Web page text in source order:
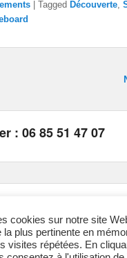
|Tagged Découverte,
: 06 85 51 47 07
@GrenobleSkiNautique
@sncbfg
cookies sur notre site
la plus pertinente en
visites répétées. En